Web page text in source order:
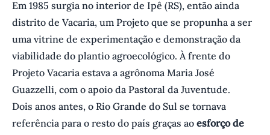
Em 1985 surgia no interior de Ipê (RS), então ainda
distrito de Vacaria, um Projeto que se propunha a ser
uma vitrine de experimentação e demonstração da
viabilidade do plantio agroecológico. À frente do
Projeto Vacaria estava a agrônoma Maria José
Guazzelli, com o apoio da Pastoral da Juventude.
Dois anos antes, o Rio Grande do Sul se tornava
referência para o resto do país graças ao esforço de